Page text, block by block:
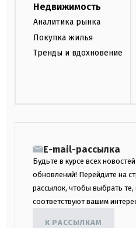
Недвижимость
Аналитика рынка
Покупка жилья
Тренды и вдохновение
E-mail-рассылка
Будьте в курсе всех
обновлений! Перейдите на
рассылок, чтобы выбрать те,
соответствуют вашим
К РАССЫЛКАМ